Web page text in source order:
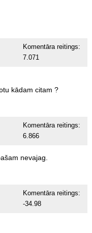
Komentāra reitings:
7.071
kādam citam ?
Komentāra reitings:
6.866
nevajag.
Komentāra reitings:
-34.98